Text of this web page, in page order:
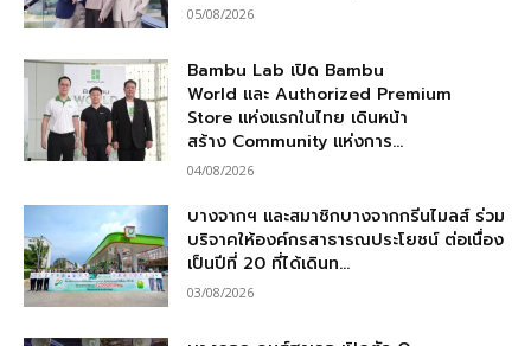
05/08/2026
Bambu Lab เปิด Bambu
World และ Authorized Premium
Store แห่งแรกในไทย เดินหน้า
สร้าง Community แห่งการ...
04/08/2026
บางจากฯ และสมาชิกบางจากกรีนไมลส์ ร่วม
บริจาคให้องค์กรสาธารณประโยชน์ ต่อเนื่อง
เป็นปีที่ 20 ที่ได้เดินท...
03/08/2026